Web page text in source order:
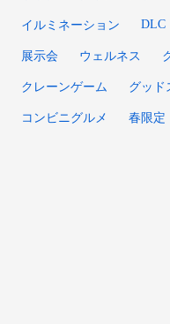
イルミネーション DLC
展示会 ウェルネス
クレーンゲーム グッド
コンビニグルメ 春限定